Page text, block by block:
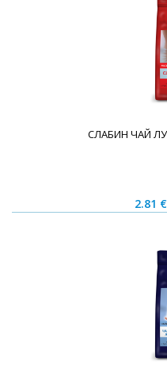
СЛАБИН ЧАЙ
2.81 €